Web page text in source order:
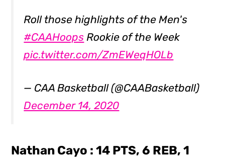
Roll those highlights of the Men's
#CAAHoops Rookie of the Week
pic.twitter.com/ZmEWeqHOLb
— CAA Basketball (@CAABasketball)
December 14, 2020
Nathan Cayo : 14 PTS, 6 REB, 1